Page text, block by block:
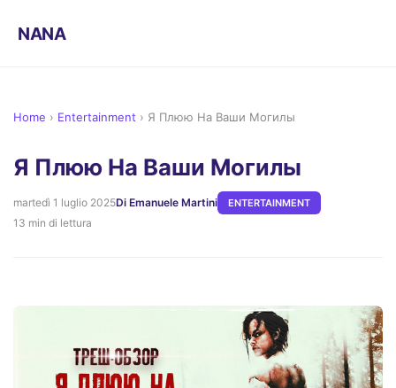
NANA
Home › Entertainment › Я Плюю На Ваши Могилы
Я Плюю На Ваши Могилы
martedì 1 luglio 2025Di Emanuele Martini ENTERTAINMENT
13 min di lettura